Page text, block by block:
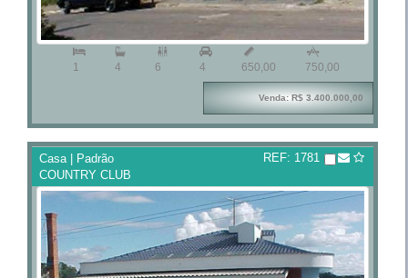
1 4

6 4

650,00

750,00
Venda: R$ 3.400.000,00
Casa | Padrão
COUNTRY CLUB
REF: 1781